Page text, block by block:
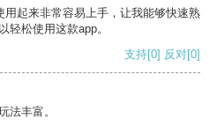
起来非常容易上手，让我能够快速熟
轻松使用这款app。
支持[0] 反对[0]
法丰富。